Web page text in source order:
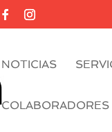
NOTICIAS
COLABORADORES